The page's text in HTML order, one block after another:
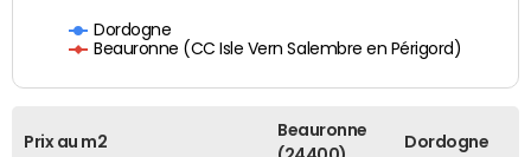
Dordogne
Beauronne (CC Isle Vern Salembre en Périgord)
Prix au m2
Beauronne
Dordogne